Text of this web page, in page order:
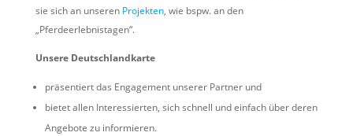
sie sich an unseren Projekten, wie bspw. an den
„Pferdeerlebnistagen“.
Unsere Deutschlandkarte
präsentiert das Engagement unserer Partner und
bietet allen Interessierten, sich schnell und einfach über deren
Angebote zu informieren.